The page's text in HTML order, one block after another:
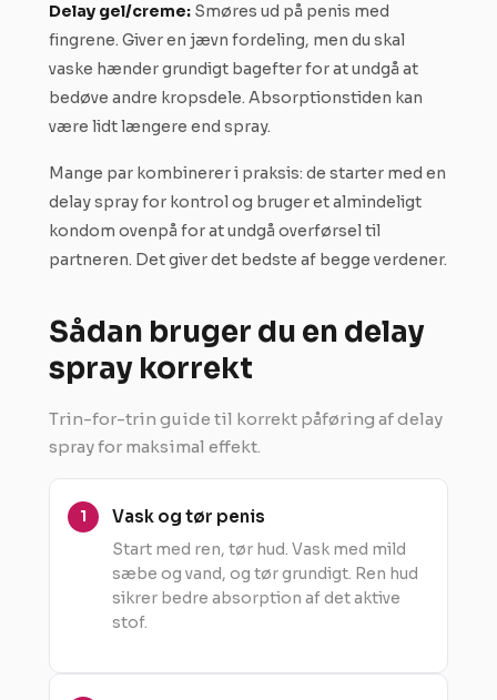
Delay gel/creme:Smøres ud på penis med
fingrene. Giver en jævn fordeling, men du skal
vaske hænder grundigt bagefter for at undgå at
bedøve andre kropsdele. Absorptionstiden kan
være lidt længere end spray.
Mange par kombinerer i praksis: de starter med en
delay spray for kontrol og bruger et almindeligt
kondom ovenpå for at undgå overførsel til
partneren. Det giver det bedste af begge verdener.
Sådan bruger du en delay
spray korrekt
Trin-for-trin guide til korrekt påføring af delay
spray for maksimal effekt.
Vask og tør penis
Start med ren, tør hud. Vask med mild
sæbe og vand, og tør grundigt. Ren hud
sikrer bedre absorption af det aktive
stof.